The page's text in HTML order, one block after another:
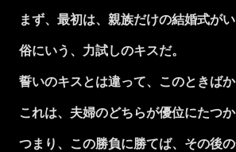
まず、最初は、親族だけの結婚式が
俗にいう、力試しのキスだ。
誓いのキスとは違って、このときば
これは、夫婦のどちらが優位にたつ
つまり、この勝負に勝てば、その後